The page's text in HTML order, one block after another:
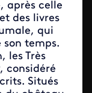
après celle
des livres
qui
temps.
les Très
considéré
Situés